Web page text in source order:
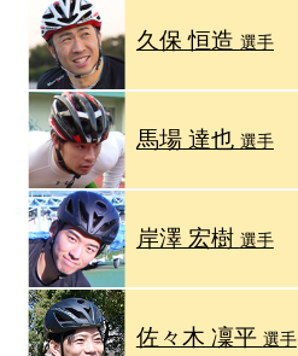
久保 恒造 選手
馬場 達也 選手
岸澤 宏樹 選手
佐々木 凜平 選手